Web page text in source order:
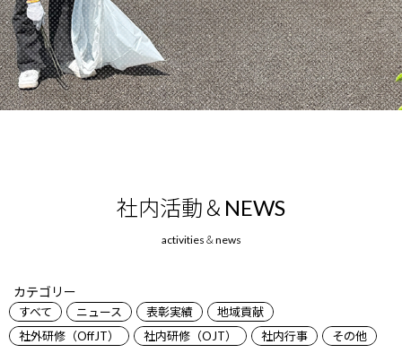
社内活動＆NEWS
カテゴリー
すべて ニュース 表彰実績
地域貢献
社外研修（OffJT）
社内研修（OJT） 社内行事 その他